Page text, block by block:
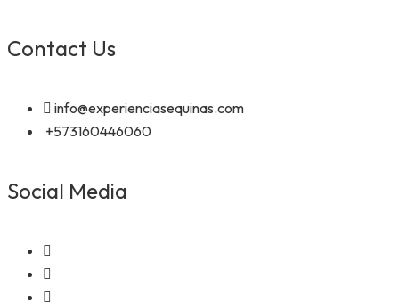
Contact Us
info@experienciasequinas.com
+573160446060
Social Media